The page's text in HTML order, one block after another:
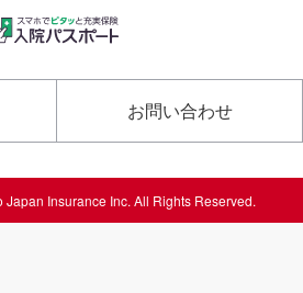
お問い合わせ
Insurance Inc. All Rights Reserved.